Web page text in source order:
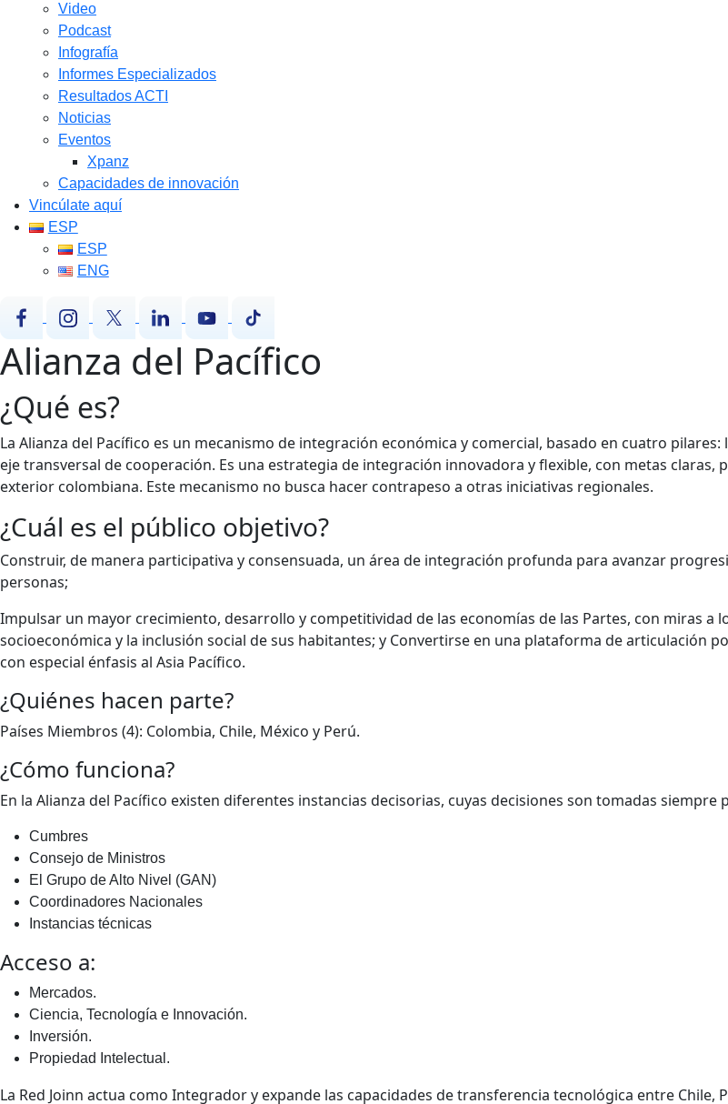
Video
Podcast
Infografía
Informes Especializados
Resultados ACTI
Noticias
Eventos
Xpanz
Capacidades de innovación
Vincúlate aquí
ESP
ESP
ENG
Alianza del Pacífico
¿Qué es?
La Alianza del Pacífico es un mecanismo de integración económica y comercial, basado en cuatro
eje transversal de cooperación. Es una estrategia de integración innovadora y flexible, con metas
exterior colombiana. Este mecanismo no busca hacer contrapeso a otras iniciativas regionales.
¿Cuál es el público objetivo?
Construir, de manera participativa y consensuada, un área de integración profunda para avanzar
personas;
Impulsar un mayor crecimiento, desarrollo y competitividad de las economías de las Partes, con miras a
socioeconómica y la inclusión social de sus habitantes; y Convertirse en una plataforma de articulación
con especial énfasis al Asia Pacífico.
¿Quiénes hacen parte?
Países Miembros (4): Colombia, Chile, México y Perú.
¿Cómo funciona?
En la Alianza del Pacífico existen diferentes instancias decisorias, cuyas decisiones son tomadas siempre
Cumbres
Consejo de Ministros
El Grupo de Alto Nivel (GAN)
Coordinadores Nacionales
Instancias técnicas
Acceso a:
Mercados.
Ciencia, Tecnología e Innovación.
Inversión.
Propiedad Intelectual.
La Red Joinn actua como Integrador y expande las capacidades de transferencia tecnológica entre Chile,